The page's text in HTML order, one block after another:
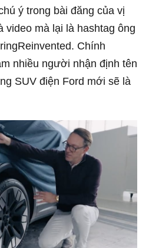
ý trong bài đăng của vị
video mà lại là hashtag ông
Chính
nhiều người nhận định tên
SUV điện Ford mới sẽ là